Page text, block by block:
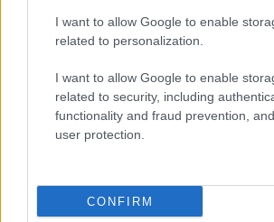
I want to allow Google to enable
related to personalization.
I want to allow Google to enable
related to security, including
functionality and fraud prevention,
user protection.
CONFIRM
QUOTAZIONI CRYPTO
Nome